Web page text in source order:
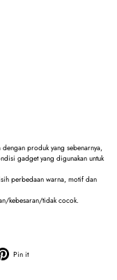
produk yang sebenarnya,
gadget yang digunakan untuk
perbedaan warna, motif dan
kebesaran/tidak cocok.
Pin it